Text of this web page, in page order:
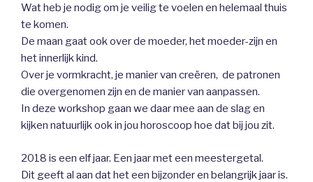
Wat heb je nodig om je veilig te voelen en helemaal thuis
te komen.
De maan gaat ook over de moeder, het moeder-zijn en
het innerlijk kind.
Over je vormkracht, je manier van creëren, de patronen
die overgenomen zijn en de manier van aanpassen.
In deze workshop gaan we daar mee aan de slag en
kijken natuurlijk ook in jou horoscoop hoe dat bij jou zit.
2018 is een elf jaar. Een jaar met een meestergetal.
Dit geeft al aan dat het een bijzonder en belangrijk jaar is.